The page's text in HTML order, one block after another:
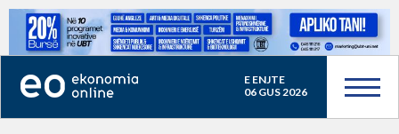
E ENJTE
06 GUS 2026